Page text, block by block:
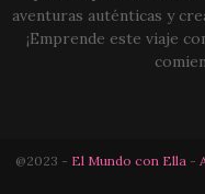
aventuras auténticas y
¡Emprende este viaje
@2023 - El Mundo con Ella -